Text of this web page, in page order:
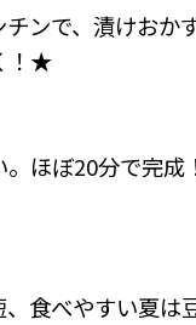
ンで、漬けおか
！★
ほぼ20分で完成
食べやすい夏は